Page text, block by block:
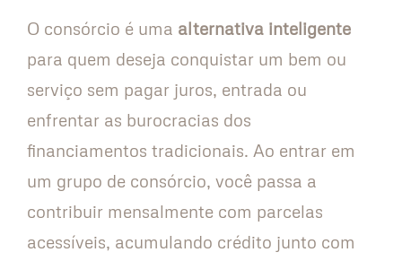
O consórcio é uma alternativa inteligente
para quem deseja conquistar um bem ou
serviço sem pagar juros, entrada ou
enfrentar as burocracias dos
financiamentos tradicionais. Ao entrar em
um grupo de consórcio, você passa a
contribuir mensalmente com parcelas
acessíveis, acumulando crédito junto com